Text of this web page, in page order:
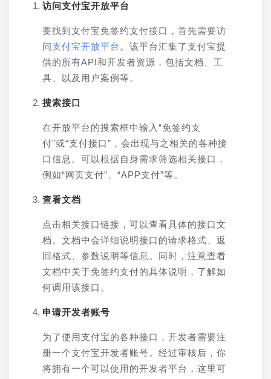
访问支付宝开放平台
要找到支付宝免签约支付接口，首先需要访
问支付宝开放平台 。该平台汇集了支付宝提
供的所有API和开发者资源，包括文档、工
具、以及用户案例等。
搜索接口
在开放平台的搜索框中输入“免签约支
付”或“支付接口”，会出现与之相关的各种接
口信息。可以根据自身需求筛选相关接口，
例如“网页支付”、“APP支付”等。
查看文档
点击相关接口链接，可以查看具体的接口文
档。文档中会详细说明接口的请求格式、返
回格式、参数说明等信息。同时，注意查看
文档中关于免签约支付的具体说明，了解如
何调用该接口。
申请开发者账号
为了使用支付宝的各种接口，开发者需要注
册一个支付宝开发者账号。经过审核后，你
将拥有一个可以使用的开发者平台，这里可